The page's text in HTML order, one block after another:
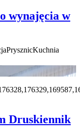
wynajęcia w
PrysznicKuchnia
Druskiennik